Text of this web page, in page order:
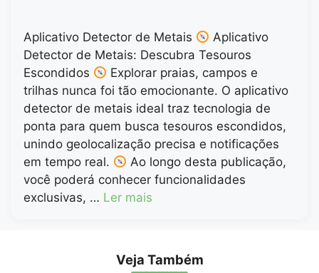
Aplicativo Detector de Metais
Aplicativo
Detector de Metais: Descubra Tesouros
Escondidos
Explorar praias, campos e
trilhas nunca foi tão emocionante. O aplicativo
detector de metais ideal traz tecnologia de
ponta para quem busca tesouros escondidos,
unindo geolocalização precisa e notificações
em tempo real.
Ao longo desta publicação,
você poderá conhecer funcionalidades
exclusivas, … Ler mais
Veja Também